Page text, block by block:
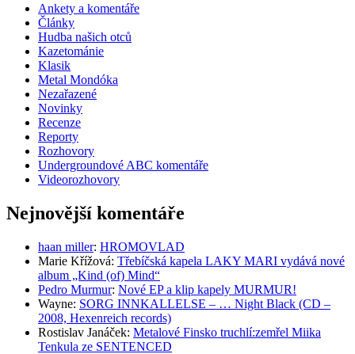
Ankety a komentáře
Články
Hudba našich otců
Kazetománie
Klasik
Metal Mondóka
Nezařazené
Novinky
Recenze
Reporty
Rozhovory
Undergroundové ABC komentáře
Videorozhovory
Nejnovější komentáře
haan miller: HROMOVLAD
Marie Křížová: Třebíčská kapela LAKY MARI vydává nové
album „Kind (of) Mind“
Pedro Murmur: Nové EP a klip kapely MURMUR!
Wayne: SORG INNKALLELSE – … Night Black (CD –
2008, Hexenreich records)
Rostislav Janáček: Metalové Finsko truchlí:zemřel Miika
Tenkula ze SENTENCED